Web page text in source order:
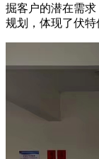
掘客户的潜在需
规划，体现了伏特